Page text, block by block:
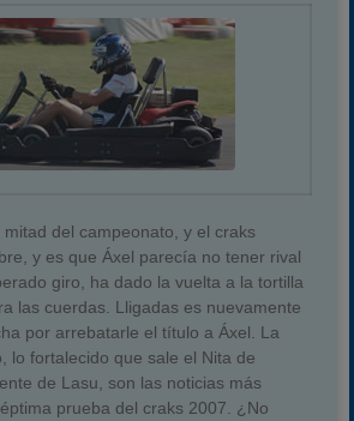
del campeonato, y el craks
y es que Áxel parecía no tener rival
giro, ha dado la vuelta a la tortilla
las cuerdas. Lligadas es nuevamente
por arrebatarle el título a Áxel. La
lo fortalecido que sale el Nita de
de Lasu, son las noticias más
prueba del craks 2007. ¿No